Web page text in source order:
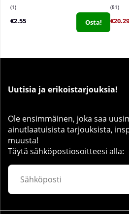
1
€2.55 Osta!
81
€20.29
Uutisia ja erikoistarjouksia!
Ole ensimmäinen, joka saa
ainutlaatuisista tarjouksista,
muusta!
Täytä sähköpostiosoitteesi alla: